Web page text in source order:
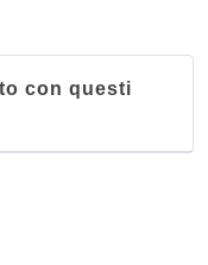
con questi